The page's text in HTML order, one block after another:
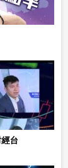
台